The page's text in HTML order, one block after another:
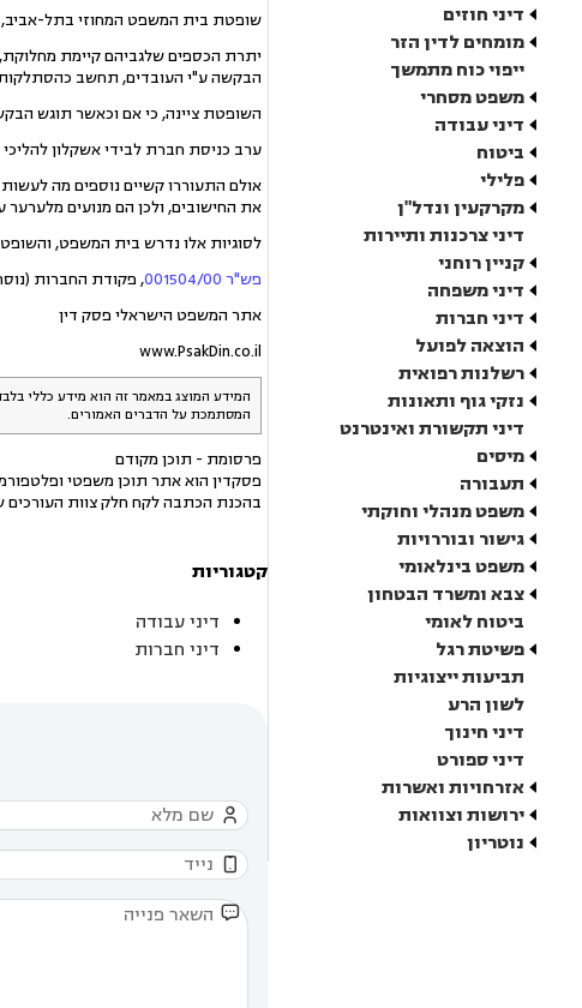
דיני חוזים
מומחים לדין הזר
ייפוי כוח מתמשך
משפט מסחרי
דיני עבודה
ביטוח
פלילי
מקרקעין ונדל"ן
דיני צרכנות ותיירות
קניין רוחני
דיני משפחה
דיני חברות
הוצאה לפועל
רשלנות רפואית
נזקי גוף ותאונות
דיני תקשורת ואינטרנט
מיסים
תעבורה
משפט מנהלי וחוקתי
גישור ובוררויות
משפט בינלאומי
צבא ומשרד הבטחון
ביטוח לאומי
פשיטת רגל
תביעות ייצוגיות
לשון הרע
דיני חינוך
דיני ספורט
אזרחויות ואשרות
ירושות וצוואות
נוטריון
שופטת בית המשפט המחוזי בתל-אביב,
הבקשה ע"י העובדים, תחשב כהסתלקות
השופטת ציינה, כי אם וכאשר תוגש
ערב כניסת חברת לבידי אשקלון להליכי
אולם התעוררו קשיים נוספים מה
את החישובים, ולכן הם מנועים מלערער
לסוגיות אלו נדרש בית המשפט,
פש"ר 001504/00
, פקודת החברות
אתר המשפט הישראלי פסק דין
www.PsakDin.co.il
המידע המוצג במאמר זה הוא מידע כללי
המסתמכת על הדברים האמורים.
פרסומת - תוכן מקודם
פסקדין הוא אתר תוכן משפטי
בהכנת הכתבה לקח חלק צוות העורכים
קטגוריות
דיני עבודה
דיני חברות


